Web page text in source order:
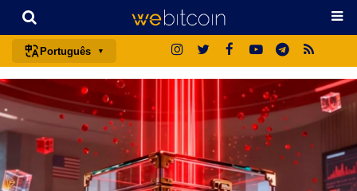
Português
português (BR)
english
español
français
italiano